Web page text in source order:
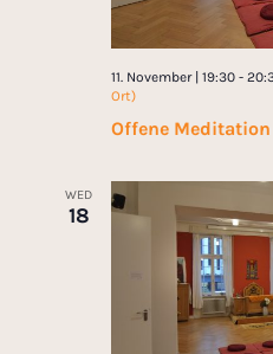
Offene
11. November | 19:30-
Ort)
WED
18